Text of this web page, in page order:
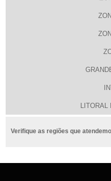
LITORAL
Verifique as regiões que